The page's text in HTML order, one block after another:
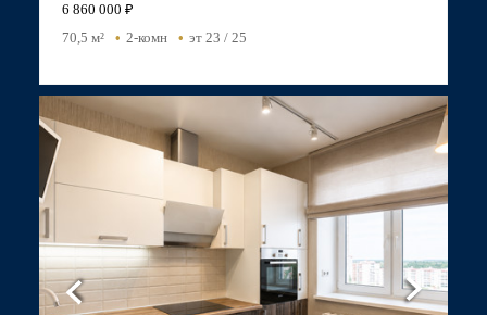
6 860 000 ₽
70,5 м²
2-комн эт 23 / 25